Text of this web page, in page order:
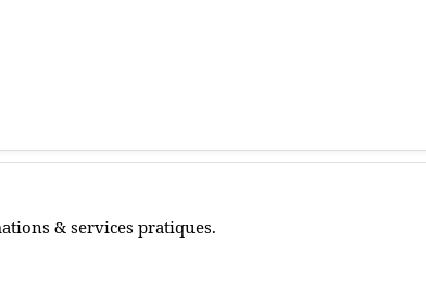
& services pratiques.